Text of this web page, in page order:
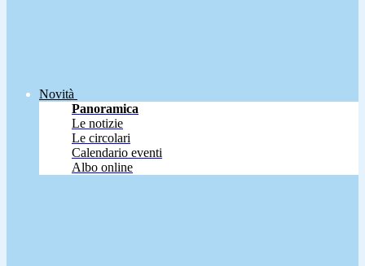
Novità
Panoramica
Le notizie
Le circolari
Calendario eventi
Albo online